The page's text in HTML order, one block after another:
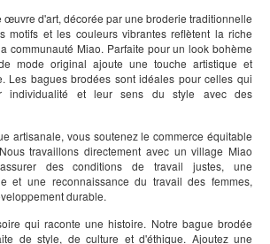
œuvre d'art, décorée par une broderie traditionnelle
motifs et les couleurs vibrantes reflètent la riche
communauté Miao. Parfaite pour un look bohème
mode original ajoute une touche artistique et
Les bagues brodées sont idéales pour celles qui
individualité et leur sens du style avec des
artisanale, vous soutenez le commerce équitable
travaillons directement avec un village Miao
des conditions de travail justes, une
et une reconnaissance du travail des femmes,
durable.
qui raconte une histoire. Notre bague brodée
de style, de culture et d'éthique. Ajoutez une